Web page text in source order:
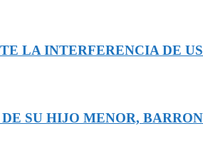
LA INTERFERENCIA DE
SU HIJO MENOR,